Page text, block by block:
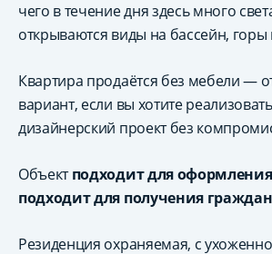
чего в течение дня здесь много
открываются виды на бассейн, горы
Квартира продаётся без мебели —
вариант, если вы хотите
дизайнерский проект без
Объектподходит для
подходит для получения
Резиденция охраняемая, с